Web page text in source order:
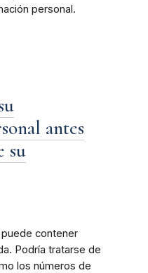
personal.
antes
su
contener
Podría tratarse de
los números de